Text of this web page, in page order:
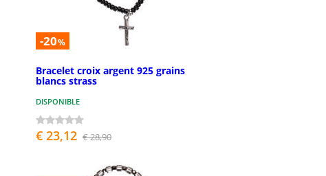
-20%
Bracelet croix argent 925 grains
blancs strass
DISPONIBLE
€ 23,12 € 28,90